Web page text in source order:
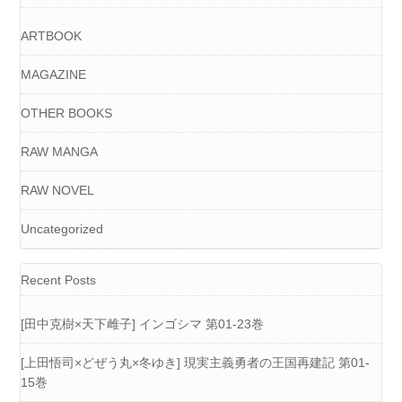
ARTBOOK
MAGAZINE
OTHER BOOKS
RAW MANGA
RAW NOVEL
Uncategorized
Recent Posts
[田中克樹×天下雌子] インゴシマ 第01-23巻
[上田悟司×どぜう丸×冬ゆき] 現実主義勇者の王国再建記 第01-
15巻